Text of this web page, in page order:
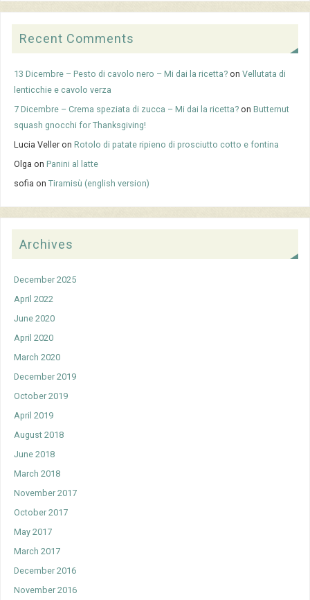
Recent Comments
13 Dicembre – Pesto di cavolo nero – Mi dai la ricetta? onVellutata di
lenticchie e cavolo verza
7 Dicembre – Crema speziata di zucca – Mi dai la ricetta? onButternut
squash gnocchi for Thanksgiving!
Lucia Veller onRotolo di patate ripieno di prosciutto cotto e fontina
Olga onPanini al latte
sofia onTiramisù (english version)
Archives
December 2025
April 2022
June 2020
April 2020
March 2020
December 2019
October 2019
April 2019
August 2018
June 2018
March 2018
November 2017
October 2017
May 2017
March 2017
December 2016
November 2016